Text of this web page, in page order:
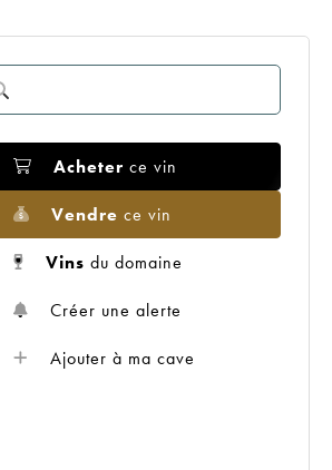
Acheter ce vin
Vendre ce vin
Vins du domaine
Créer une alerte
Ajouter à ma cave